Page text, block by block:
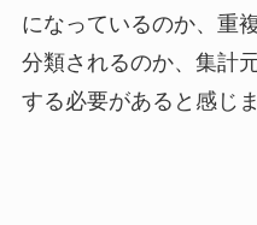
になっているのか、重
分類されるのか、集計
する必要があると感じま